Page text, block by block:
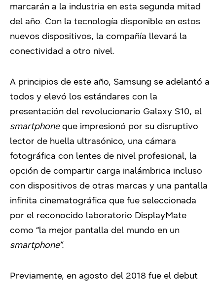
marcarán a la industria en esta segunda mitad
del año. Con la tecnología disponible en estos
nuevos dispositivos, la compañía llevará la
conectividad a otro nivel.
A principios de este año, Samsung se adelantó a
todos y elevó los estándares con la
presentación del revolucionario Galaxy S10, el
smartphoneque impresionó por su disruptivo
lector de huella ultrasónico, una cámara
fotográfica con lentes de nivel profesional, la
opción de compartir carga inalámbrica incluso
con dispositivos de otras marcas y una pantalla
infinita cinematográfica que fue seleccionada
por el reconocido laboratorio DisplayMate
como “la mejor pantalla del mundo en un
smartphone”.
Previamente, en agosto del 2018 fue el debut